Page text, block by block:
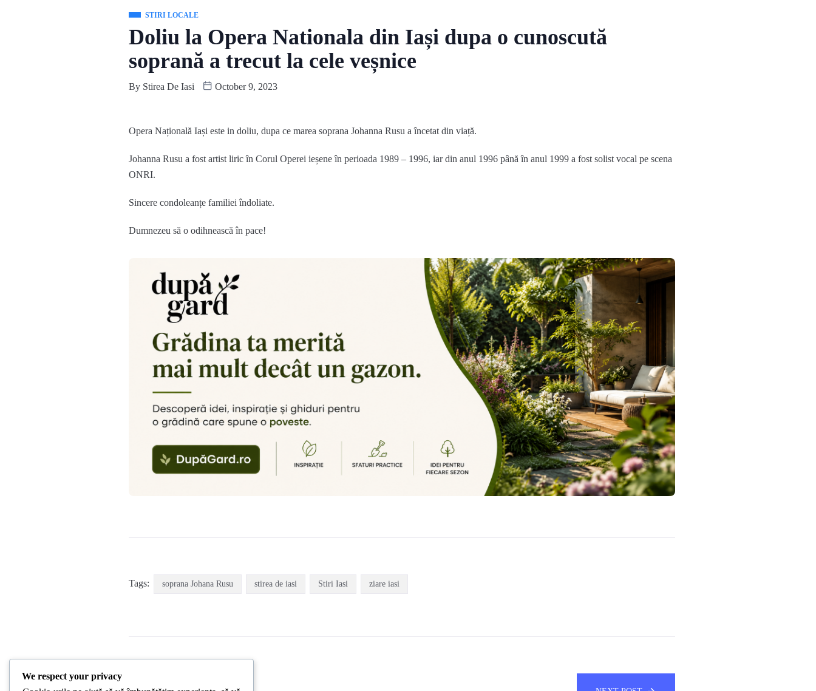
STIRI LOCALE
Doliu la Opera Nationala din Iași dupa o cunoscută
soprană a trecut la cele veșnice
By Stirea De Iasi October 9, 2023
Opera Națională Iași este in doliu, dupa ce marea soprana Johanna Rusu a încetat din viață.
Johanna Rusu a fost artist liric în Corul Operei ieșene în perioada 1989 – 1996, iar din anul 1996 până în anul 1999 a fost solist vocal pe scena
ONRI.
Sincere condoleanțe familiei îndoliate.
Dumnezeu să o odihnească în pace!
Tags: soprana Johana Rusu stirea de iasi Stiri Iasi ziare iasi
We respect your privacy